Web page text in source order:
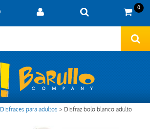
0
Disfraces para adultos > Disfraz bolo blanco adulto